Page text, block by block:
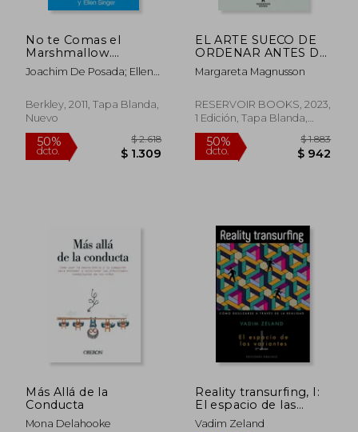
No te Comas el
Marshmallow.
Todavía: El Secreto
Para Conquistar las
Dulces de Lavida
Joachim De Posada; Ellen
Berkley, 2011, Tapa Blanda,
Nuevo
50%
EL ARTE SUECO DE
ORDENAR ANTES DE
MORIR
Margareta Magnusson
RESERVOIR BOOKS, 2023,
1 Edición, Tapa Blanda,
Nuevo
50%
Más Allá de la
Conducta
Mona Delahooke
Reality transurfing, I:
El espacio de las
variantes
Vadim Zeland